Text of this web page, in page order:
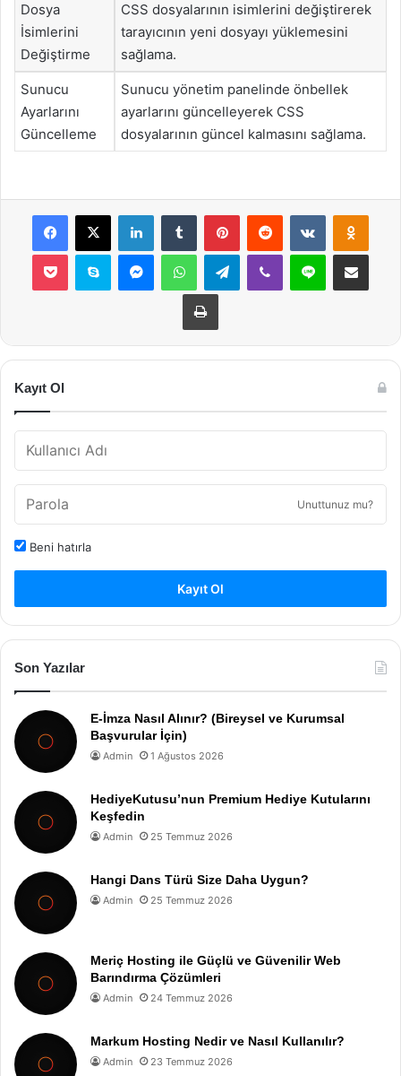
Dosya
İsimlerini
Değiştirme
CSS dosyalarının isimlerini değiştirerek
tarayıcının yeni dosyayı yüklemesini
sağlama.
Sunucu
Ayarlarını
Güncelleme
Sunucu yönetim panelinde önbellek
ayarlarını güncelleyerek CSS
dosyalarının güncel kalmasını sağlama.
Facebook
X LinkedInTumblr PinterestReddit VKontakte
Pocket Skype MessengerWhatsAppTelegramViber Line E-Posta ile
Yazdır
Kayıt Ol
Unuttunuz mu?
Beni hatırla
Kayıt Ol
Son Yazılar
E-İmza Nasıl Alınır? (Bireysel ve Kurumsal
Başvurular İçin)
Admin 1 Ağustos 2026
HediyeKutusu’nun Premium Hediye Kutularını
Keşfedin
Admin 25 Temmuz 2026
Hangi Dans Türü Size Daha Uygun?
Admin 25 Temmuz 2026
Meriç Hosting ile Güçlü ve Güvenilir Web
Barındırma Çözümleri
Admin 24 Temmuz 2026
Markum Hosting Nedir ve Nasıl Kullanılır?
Admin 23 Temmuz 2026